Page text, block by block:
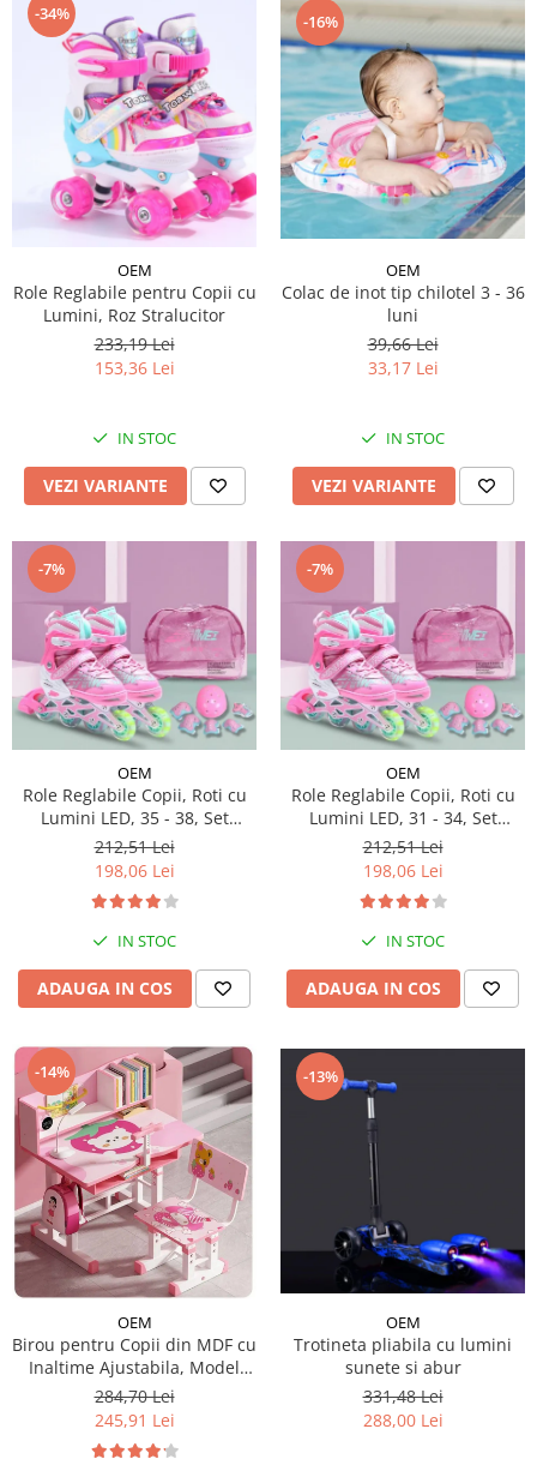
-34%
OEM
Role Reglabile pentru Copii cu
Lumini, Roz Stralucitor
233,19 Lei
153,36 Lei
IN STOC
VEZI VARIANTE
-16%
OEM
Colac de inot tip chilotel 3 - 36
luni
39,66 Lei
33,17 Lei
IN STOC
VEZI VARIANTE
-7%
OEM
Role Reglabile Copii, Roti cu
Lumini LED, 35 - 38, Set
Protectie - ROZ
212,51 Lei
198,06 Lei
IN STOC
ADAUGA IN COS
-7%
OEM
Role Reglabile Copii, Roti cu
Lumini LED, 31 - 34, Set
Protectie - ROZ
212,51 Lei
198,06 Lei
IN STOC
ADAUGA IN COS
-14%
OEM
Birou pentru Copii din MDF cu
Inaltime Ajustabila, Model
Capsunica Roz
284,70 Lei
245,91 Lei
-13%
OEM
Trotineta pliabila cu lumini
sunete si abur
331,48 Lei
288,00 Lei